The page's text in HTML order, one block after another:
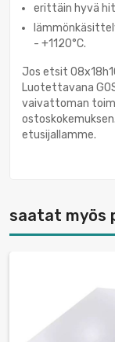
erittäin hyvä
- +1120°C.
Jos etsit
Luotettavana
vaivattoman
etusijallamme.
saatat myös